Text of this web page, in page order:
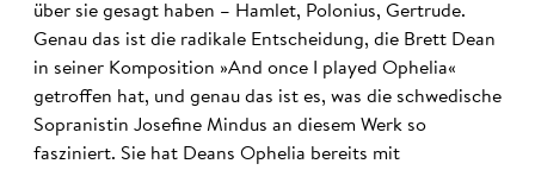
über sie gesagt haben – Hamlet, Polonius, Gertrude.
Genau das ist die radikale Entscheidung, die Brett Dean
in seiner Komposition »And once I played Ophelia«
getroffen hat, und genau das ist es, was die schwedische
Sopranistin Josefine Mindus an diesem Werk so
fasziniert. Sie hat Deans Ophelia bereits mit